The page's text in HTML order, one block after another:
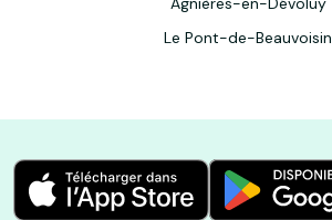
Le Pont-de-Beauvoisin